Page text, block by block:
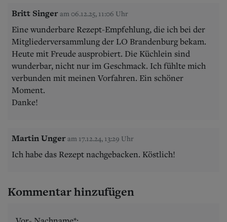
Britt Singer am 06.12.25, 11:06 Uhr
Eine wunderbare Rezept-Empfehlung, die ich bei der
Mitgliederversammlung der LO Brandenburg bekam.
Heute mit Freude ausprobiert. Die Küchlein sind
wunderbar, nicht nur im Geschmack. Ich fühlte mich
verbunden mit meinen Vorfahren. Ein schöner
Moment.
Danke!
Martin Unger am 17.12.24, 13:29 Uhr
Ich habe das Rezept nachgebacken. Köstlich!
Kommentar hinzufügen